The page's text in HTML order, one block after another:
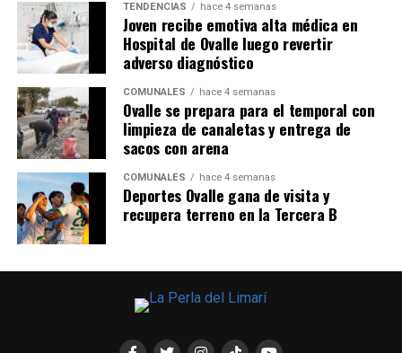
TENDENCIAS hace 4 semanas
Joven recibe emotiva alta médica en
Hospital de Ovalle luego revertir
adverso diagnóstico
COMUNALES hace 4 semanas
Ovalle se prepara para el temporal con
limpieza de canaletas y entrega de
sacos con arena
COMUNALES hace 4 semanas
Deportes Ovalle gana de visita y
recupera terreno en la Tercera B